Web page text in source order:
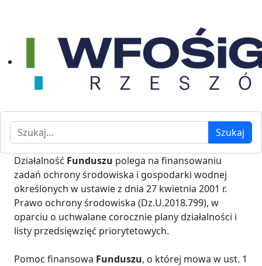
Szukaj Szukaj
Działalność Funduszu polega na finansowaniu
zadań ochrony środowiska i gospodarki wodnej
określonych w ustawie z dnia 27 kwietnia 2001 r.
Prawo ochrony środowiska (Dz.U.2018.799), w
oparciu o uchwalane corocznie plany działalności i
listy przedsięwzięć priorytetowych.
Pomoc finansowa Funduszu, o której mowa w ust. 1